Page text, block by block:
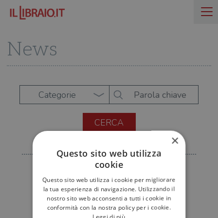
News
Categorie
×
Questo sito web utilizza
cookie
Questo sito web utilizza i cookie per migliorare
la tua esperienza di navigazione. Utilizzando il
nostro sito web acconsenti a tutti i cookie in
conformità con la nostra policy per i cookie.